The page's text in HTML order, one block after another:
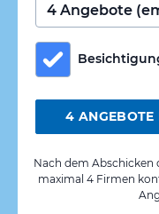
4 ANGEBOTE
Nach dem Abschicken
maximal 4 Firmen